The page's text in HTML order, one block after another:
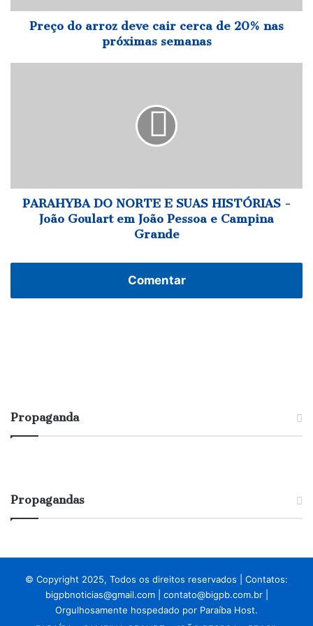
nas
próximas
Preço do arroz deve cair cerca de 20% nas
próximas semanas
Goulart
em
Campina
PARAHYBA DO NORTE E SUAS HISTÓRIAS -
João Goulart em João Pessoa e Campina
Grande
Comentar
Propaganda
Propagandas
© Copyright 2025, Todos os direitos reservados | Contatos:
bigpbnoticias@gmail.com
contato@bigpb.com.br
Orgulhosamente hospedado por Paraíba Host.